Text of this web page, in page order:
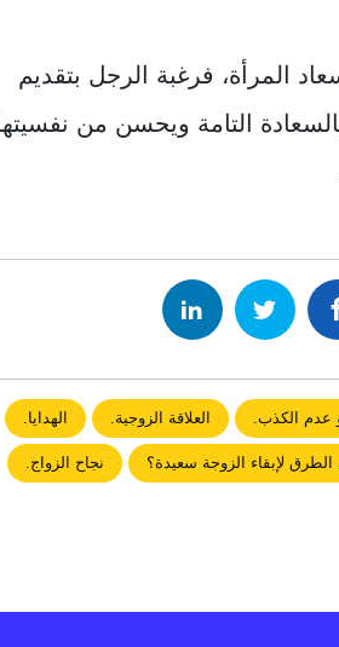
المرأة، فرغبة الرجل بتقديم
التامة ويحسن من
عدم الكذب. العلاقة الزوجية. الهدايا.
لإبقاء الزوجة سعيدة؟ نجاح الزواج.